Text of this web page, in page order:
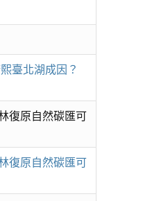
臺北湖成因？
復原自然碳匯可
復原自然碳匯可